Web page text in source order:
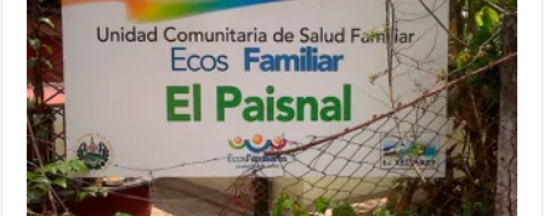
centros
de
salud
impactará
a
la
población:
Colegio
Médico